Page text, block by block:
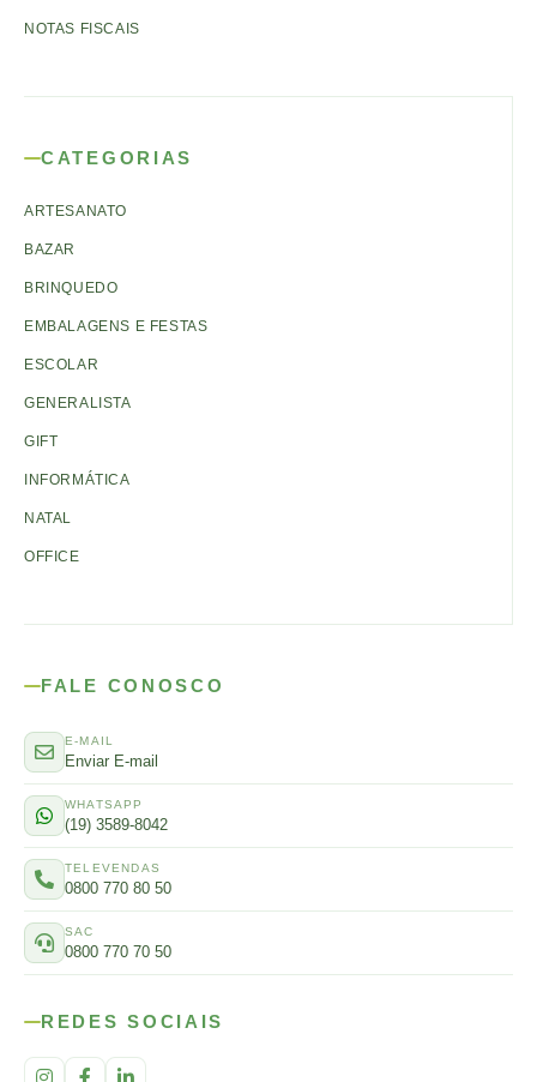
NOTAS FISCAIS
CATEGORIAS
ARTESANATO
BAZAR
BRINQUEDO
EMBALAGENS E FESTAS
ESCOLAR
GENERALISTA
GIFT
INFORMÁTICA
NATAL
OFFICE
FALE CONOSCO
E-MAIL
Enviar E-mail
WHATSAPP
(19) 3589-8042
TELEVENDAS
0800 770 80 50
SAC
0800 770 70 50
REDES SOCIAIS